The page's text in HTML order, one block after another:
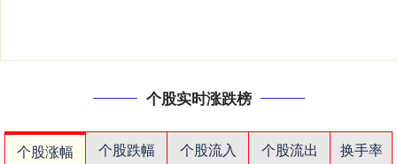
个股实时涨跌榜
个股涨幅 个股跌幅 个股流入 个股流出
换手率